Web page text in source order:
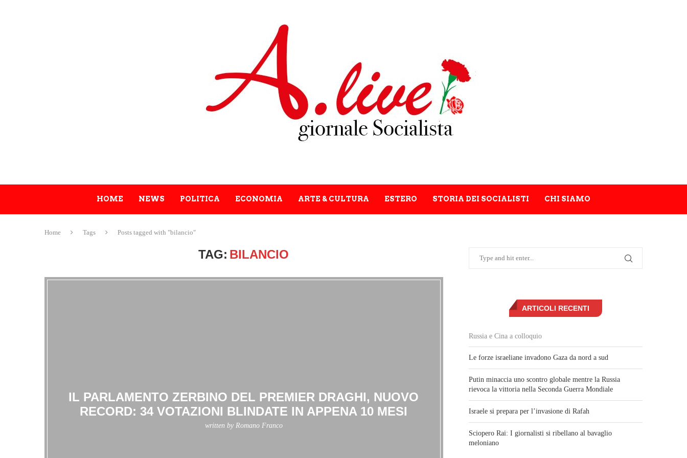
HOME NEWS POLITICA ECONOMIA ARTE & CULTURA ESTERO STORIA DEI SOCIALISTI CHI SIAMO
Home Tags Posts tagged with "bilancio"
TAG: BILANCIO
IL PARLAMENTO ZERBINO DEL PREMIER DRAGHI, NUOVO
RECORD: 34 VOTAZIONI BLINDATE IN APPENA 10 MESI
written by Romano Franco
ARTICOLI RECENTI
Russia e Cina a colloquio
Le forze israeliane invadono Gaza da nord a sud
Putin minaccia uno scontro globale mentre la Russia
rievoca la vittoria nella Seconda Guerra Mondiale
Israele si prepara per l’invasione di Rafah
Sciopero Rai: I giornalisti si ribellano al bavaglio
meloniano